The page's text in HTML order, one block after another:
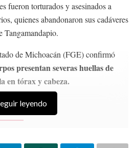
fueron torturados y asesinados a
quienes abandonaron sus cadáveres
Tangamandapio.
de Michoacán (FGE) confirmó
presentan severas huellas de
en tórax y cabeza.
leyendo